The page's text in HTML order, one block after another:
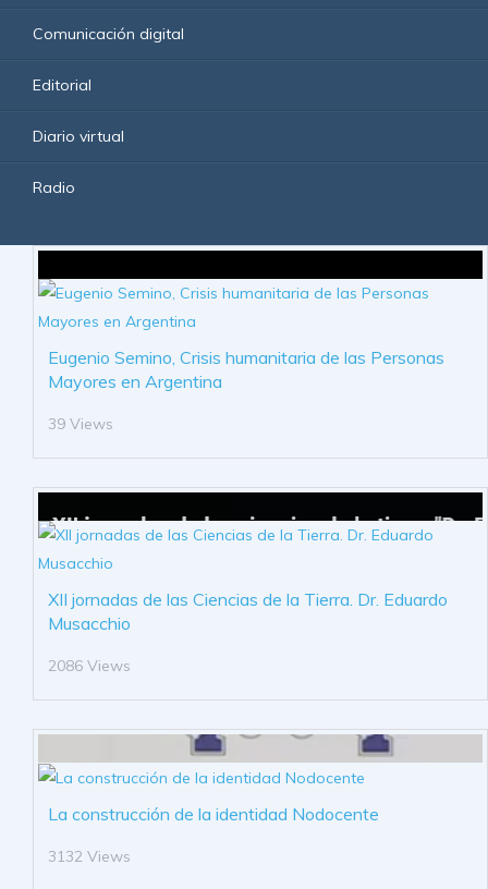
Comunicación digital
Editorial
Diario virtual
Radio
Eugenio Semino, Crisis humanitaria de las Personas
Mayores en Argentina
39 Views
XII jornadas de las Ciencias de la Tierra. Dr. Eduardo
Musacchio
2086 Views
La construcción de la identidad Nodocente
3132 Views